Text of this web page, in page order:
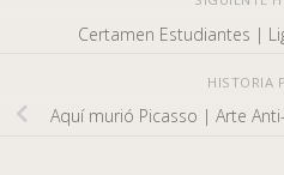
Certamen Estudiantes |
HISTORIA
Aquí murió Picasso | Arte